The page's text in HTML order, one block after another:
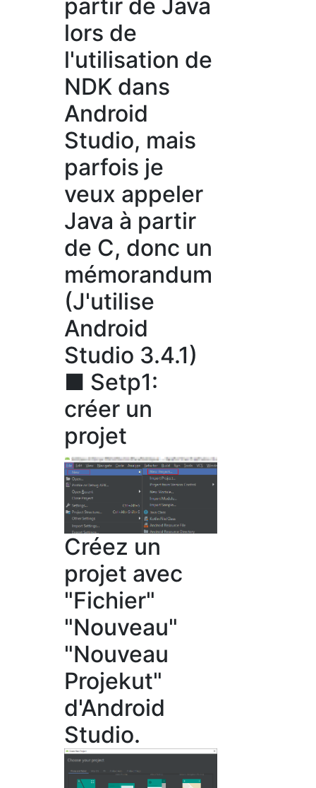
partir de Java
lors de
l'utilisation de
NDK dans
Android
Studio, mais
parfois je
veux appeler
Java à partir
de C, donc un
mémorandum
(J'utilise
Android
Studio 3.4.1)
■ Setp1:
créer un
projet
Créez un
projet avec
"Fichier"
"Nouveau"
"Nouveau
Projekut"
d'Android
Studio.